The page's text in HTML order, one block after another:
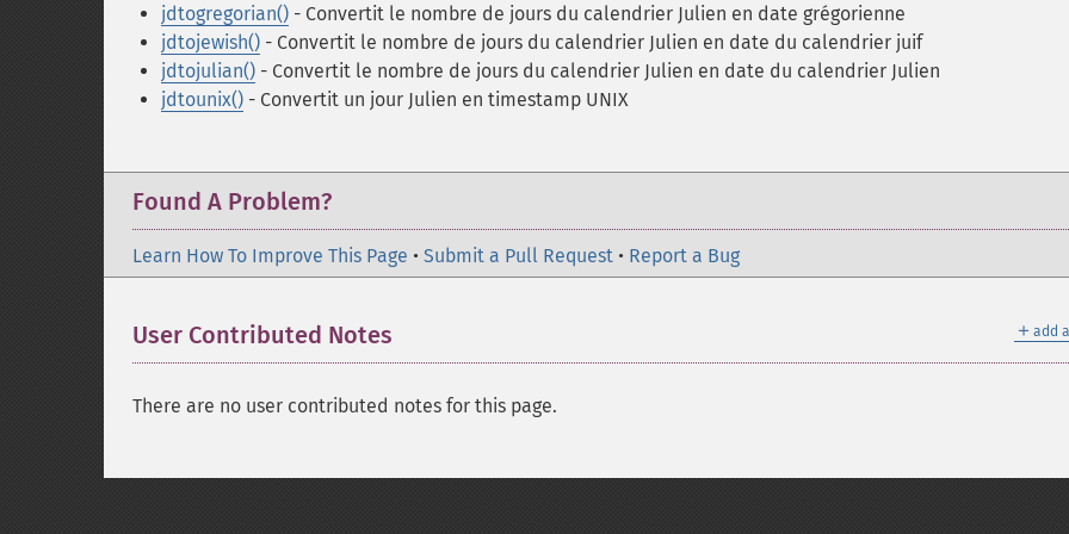
jdtogregorian() - Convertit le nombre de jours du calendrier Julien en date grégorienne
jdtojewish() - Convertit le nombre de jours du calendrier Julien en date du calendrier juif
jdtojulian() - Convertit le nombre de jours du calendrier Julien en date du calendrier Julien
jdtounix() - Convertit un jour Julien en timestamp UNIX
Found A Problem?
Learn How To Improve This Page • Submit a Pull Request • Report a Bug
＋ add
User Contributed Notes
There are no user contributed notes for this page.